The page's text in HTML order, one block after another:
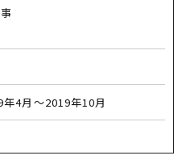
年4月～2019年10月